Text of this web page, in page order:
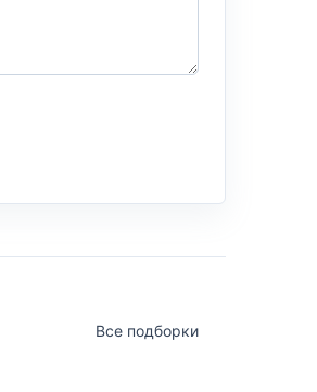
Все подборки